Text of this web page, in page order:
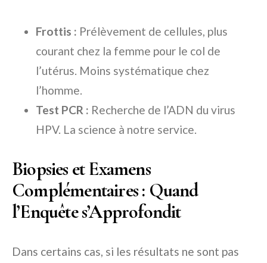
Frottis : Prélèvement de cellules, plus
courant chez la femme pour le col de
l’utérus. Moins systématique chez
l’homme.
Test PCR : Recherche de l’ADN du virus
HPV. La science à notre service.
Biopsies et Examens
Complémentaires : Quand
l’Enquête s’Approfondit
Dans certains cas, si les résultats ne sont pas